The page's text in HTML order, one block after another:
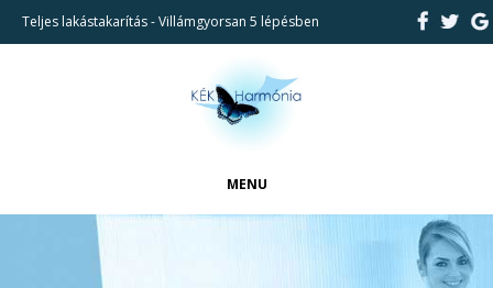
Teljes lakástakarítás - Villámgyorsan 5 lépésben
MENU